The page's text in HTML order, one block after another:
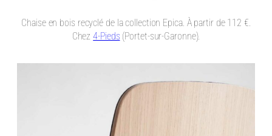
Chaise en bois recyclé de la collection Epica. À partir de 112 €.
Chez4-Pieds (Portet-sur-Garonne).